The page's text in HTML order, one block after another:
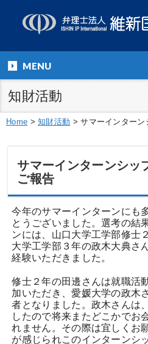
MENU
知財活動
Home >知財活動 >サマーインター
サマーインターンシッ
ご報告
今年のサマーインターンにも
とうございました。選考の結
ンには、山口大学工学部修士
大学工学部３年の政木大典さ
経験いただきました。
修士２年の田邊さんは就職活
加いただき、愛媛大学の政木
者となりました。政木さんは
したので将来またどこかでお
れません。その際は宜しくお
が感じられこのインターンシ